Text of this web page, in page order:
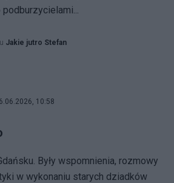
Jakie jutro Stefan
10:58
Były wspomnienia, rozmowy
w wykonaniu starych dziadków